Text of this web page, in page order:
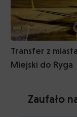
Transfer z
Miejski do Ryga
Zaufało